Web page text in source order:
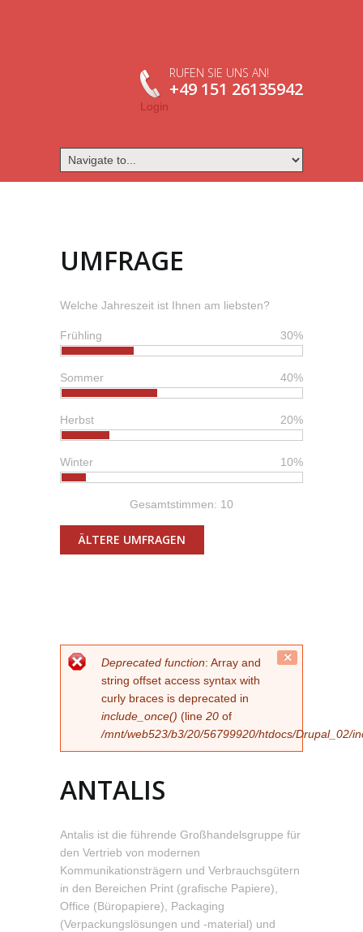
RUFEN SIE UNS AN!
+49 151 26135942
Login
UMFRAGE
Welche Jahreszeit ist Ihnen am liebsten?
30%
Frühling
40%
Sommer
20%
Herbst
10%
Winter
Gesamtstimmen: 10
ÄLTERE UMFRAGEN
FEHLERMELDUNG
Deprecated function: Array and
string offset access syntax with
curly braces is deprecated in
include_once() (line 20 of
/mnt/web523/b3/20/56799920/htdocs/Drupal_02/
ANTALIS
Antalis ist die führende Großhandelsgruppe für
den Vertrieb von modernen
Kommunikationsträgern und Verbrauchsgütern
in den Bereichen Print (grafische Papiere),
Office (Büropapiere), Packaging
(Verpackungslösungen und -material) und